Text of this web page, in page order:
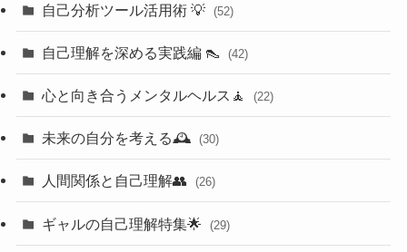
自己分析ツール活用術 💡 (52)
自己理解を深める実践編 👠 (42)
心と向き合うメンタルヘルス🧘 (22)
未来の自分を考える🕰️ (30)
人間関係と自己理解👥 (26)
ギャルの自己理解特集🌟 (29)